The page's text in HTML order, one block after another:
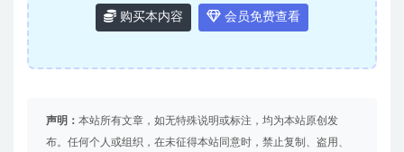
购买本内容 会员免费查看
声明： 本站所有文章，如无特殊说明或标注，均为本站原创发
布。任何个人或组织，在未征得本站同意时，禁止复制、盗用、